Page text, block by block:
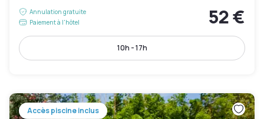
Annulation gratuite
Paiement à l'hôtel
52 €
10h - 17h
Accès piscine inclus